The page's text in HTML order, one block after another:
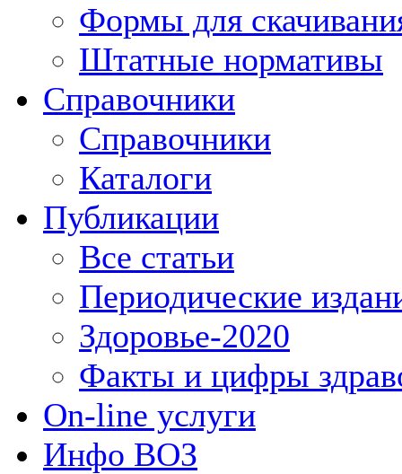
Формы для
Штатные нормативы
Справочники
Справочники
Каталоги
Публикации
Все статьи
Периодические
Здоровье-2020
Факты и цифры
On-line услуги
Инфо ВОЗ